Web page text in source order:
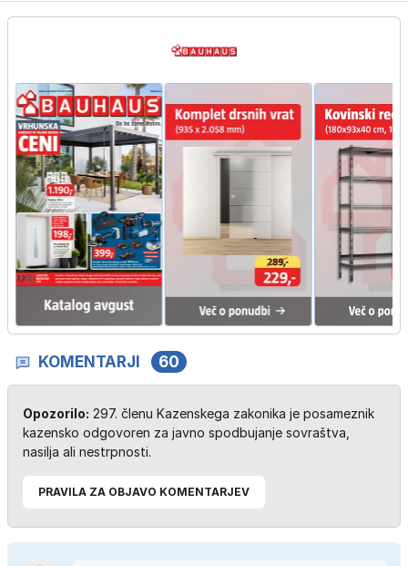
KOMENTARJI 60
Opozorilo: 297. členu Kazenskega zakonika je posameznik
kazensko odgovoren za javno spodbujanje sovraštva,
nasilja ali nestrpnosti.
PRAVILA ZA OBJAVO KOMENTARJEV